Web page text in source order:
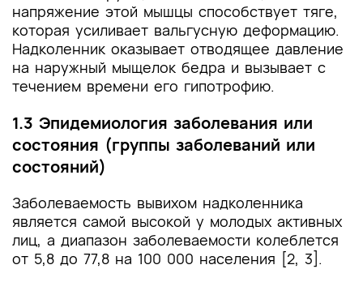
напряжение этой мышцы способствует тяге,
которая усиливает вальгусную деформацию.
Надколенник оказывает отводящее давление
на наружный мыщелок бедра и вызывает с
течением времени его гипотрофию.
1.3 Эпидемиология заболевания или
состояния (группы заболеваний или
состояний)
Заболеваемость вывихом надколенника
является самой высокой у молодых активных
лиц, а диапазон заболеваемости колеблется
от 5,8 до 77,8 на 100 000 населения [2, 3].